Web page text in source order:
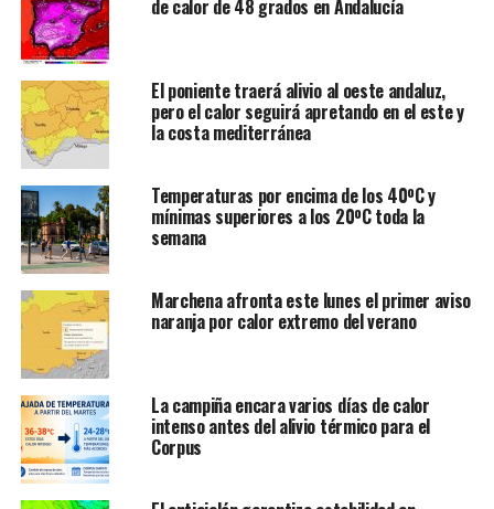
de calor de 48 grados en Andalucía
El poniente traerá alivio al oeste andaluz,
pero el calor seguirá apretando en el este y
la costa mediterránea
Temperaturas por encima de los 40ºC y
mínimas superiores a los 20ºC toda la
semana
Marchena afronta este lunes el primer aviso
naranja por calor extremo del verano
La campiña encara varios días de calor
intenso antes del alivio térmico para el
Corpus